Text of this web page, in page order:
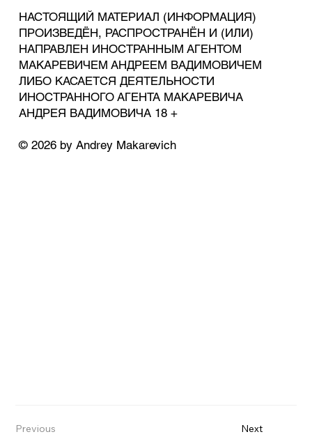
Previous Next
НАСТОЯЩИЙ МАТЕРИАЛ (ИНФОРМАЦИЯ)
ПРОИЗВЕДЁН, РАСПРОСТРАНЁН И (ИЛИ)
НАПРАВЛЕН ИНОСТРАННЫМ АГЕНТОМ
МАКАРЕВИЧЕМ АНДРЕЕМ ВАДИМОВИЧЕМ
ЛИБО КАСАЕТСЯ ДЕЯТЕЛЬНОСТИ
ИНОСТРАННОГО АГЕНТА МАКАРЕВИЧА
АНДРЕЯ ВАДИМОВИЧА 18 +
© 2026 by Andrey Makarevich